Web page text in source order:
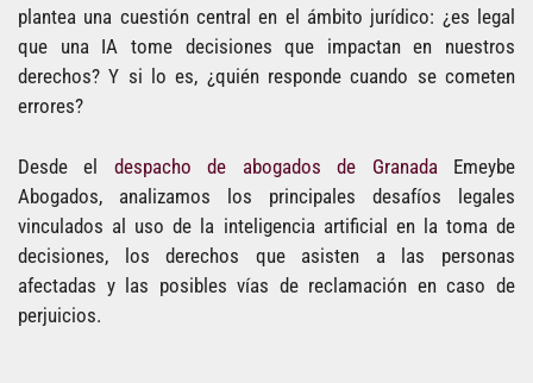
plantea una cuestión central en el ámbito jurídico: ¿es legal
que una IA tome decisiones que impactan en nuestros
derechos? Y si lo es, ¿quién responde cuando se cometen
errores?
Desde el despacho de abogados de Granada Emeybe
Abogados, analizamos los principales desafíos legales
vinculados al uso de la inteligencia artificial en la toma de
decisiones, los derechos que asisten a las personas
afectadas y las posibles vías de reclamación en caso de
perjuicios.